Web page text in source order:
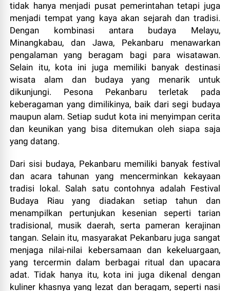
tidak hanya menjadi pusat pemerintahan tetapi juga
menjadi tempat yang kaya akan sejarah dan tradisi.
Dengan kombinasi antara budaya Melayu,
Minangkabau, dan Jawa, Pekanbaru menawarkan
pengalaman yang beragam bagi para wisatawan.
Selain itu, kota ini juga memiliki banyak destinasi
wisata alam dan budaya yang menarik untuk
dikunjungi. Pesona Pekanbaru terletak pada
keberagaman yang dimilikinya, baik dari segi budaya
maupun alam. Setiap sudut kota ini menyimpan cerita
dan keunikan yang bisa ditemukan oleh siapa saja
yang datang.
Dari sisi budaya, Pekanbaru memiliki banyak festival
dan acara tahunan yang mencerminkan kekayaan
tradisi lokal. Salah satu contohnya adalah Festival
Budaya Riau yang diadakan setiap tahun dan
menampilkan pertunjukan kesenian seperti tarian
tradisional, musik daerah, serta pameran kerajinan
tangan. Selain itu, masyarakat Pekanbaru juga sangat
menjaga nilai-nilai kebersamaan dan kekeluargaan,
yang tercermin dalam berbagai ritual dan upacara
adat. Tidak hanya itu, kota ini juga dikenal dengan
kuliner khasnya yang lezat dan beragam, seperti nasi